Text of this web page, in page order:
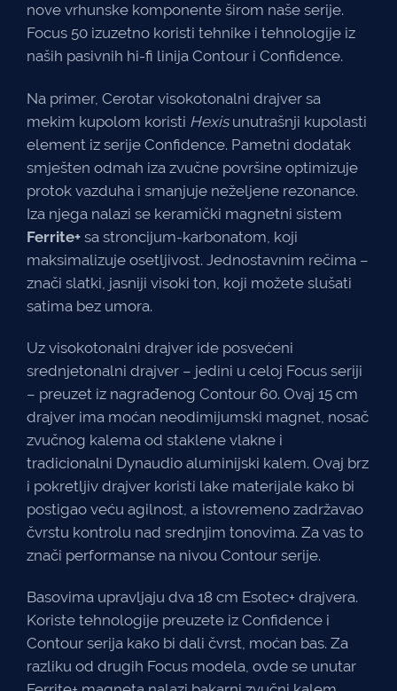
nove vrhunske komponente širom naše serije.
Focus 50 izuzetno koristi tehnike i tehnologije iz
naših pasivnih hi-fi linija Contour i Confidence.
Na primer, Cerotar visokotonalni drajver sa
mekim kupolom koristi Hexisunutrašnji kupolasti
element iz serije Confidence. Pametni dodatak
smješten odmah iza zvučne površine optimizuje
protok vazduha i smanjuje neželjene rezonance.
Iza njega nalazi se keramički magnetni sistem
Ferrite+ sa stroncijum-karbonatom, koji
maksimalizuje osetljivost. Jednostavnim rečima –
znači slatki, jasniji visoki ton, koji možete slušati
satima bez umora.
Uz visokotonalni drajver ide posvećeni
srednjetonalni drajver – jedini u celoj Focus seriji
– preuzet iz nagrađenog Contour 60. Ovaj 15 cm
drajver ima moćan neodimijumski magnet, nosač
zvučnog kalema od staklene vlakne i
tradicionalni Dynaudio aluminijski kalem. Ovaj brz
i pokretljiv drajver koristi lake materijale kako bi
postigao veću agilnost, a istovremeno zadržavao
čvrstu kontrolu nad srednjim tonovima. Za vas to
znači performanse na nivou Contour serije.
Basovima upravljaju dva 18 cm Esotec+ drajvera.
Koriste tehnologije preuzete iz Confidence i
Contour serija kako bi dali čvrst, moćan bas. Za
razliku od drugih Focus modela, ovde se unutar